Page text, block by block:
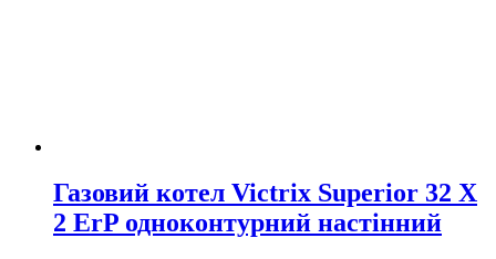
Газовий котел Victrix Superior 32 X
2 ErP одноконтурний настінний